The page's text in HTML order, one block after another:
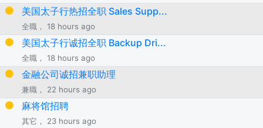
美国太子行热招全职 Sales Supp...
全職， 18 hours ago
美国太子行诚招全职 Backup Dri...
全職， 18 hours ago
金融公司诚招兼职助理
兼職， 22 hours ago
麻将馆招聘
其它， 23 hours ago